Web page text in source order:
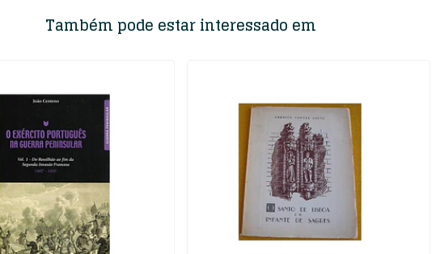
Também pode estar interessado em